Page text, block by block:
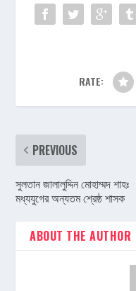
RATE:
PREVIOUS
সুলতান জালালুদ্দিন মোহাম্মদ শাহঃ
মধ্যযুগের অন্যতম শ্রেষ্ঠ শাসক
ABOUT THE AUTHOR